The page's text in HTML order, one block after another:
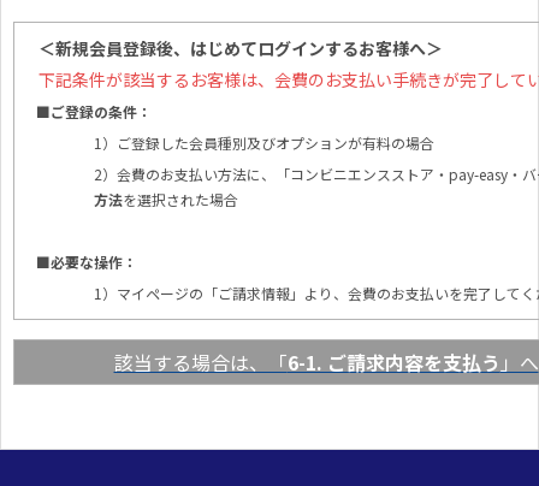
＜新規会員登録後、はじめてログインするお客様へ＞
下記条件が該当するお客様は、会費のお支払い手続きが完了して
■ご登録の条件：
1）ご登録した会員種別及びオプションが有料の場合
2）会費のお支払い方法に、「コンビニエンスストア・pay-easy・
方法を選択された場合
■必要な操作：
1）マイページの「ご請求情報」より、会費のお支払いを完了して
該当する場合は、「6-1. ご請求内容を支払う 」へ